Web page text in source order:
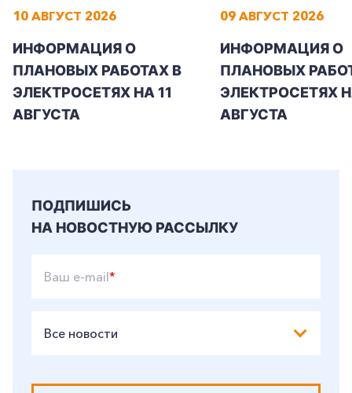
Заказать обратный звонок
Частным клиентам
Корпоративным клиентам
10 АВГУСТ 2026
ИНФОРМАЦИЯ О
ПЛАНОВЫХ РАБОТАХ В
ЭЛЕКТРОСЕТЯХ НА 11
АВГУСТА
09 АВГУСТ 2026
ИНФОРМАЦИЯ О
ПЛАНОВЫХ
ЭЛЕКТРОСЕТЯХ
АВГУСТА
ПОДПИШИСЬ
НА НОВОСТНУЮ РАССЫЛКУ
Ваш e-mail*
Все новости